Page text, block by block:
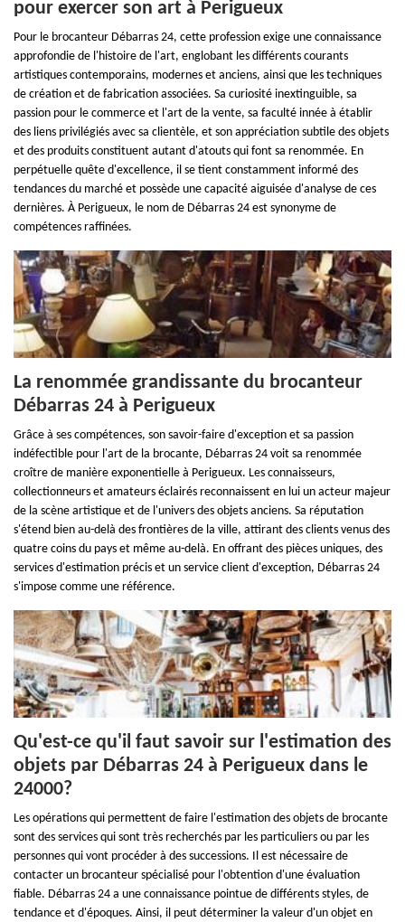
pour exercer son art à Perigueux
Pour le brocanteur Débarras 24, cette profession exige une connaissance
approfondie de l'histoire de l'art, englobant les différents courants
artistiques contemporains, modernes et anciens, ainsi que les techniques
de création et de fabrication associées. Sa curiosité inextinguible, sa
passion pour le commerce et l'art de la vente, sa faculté innée à établir
des liens privilégiés avec sa clientèle, et son appréciation subtile des objets
et des produits constituent autant d'atouts qui font sa renommée. En
perpétuelle quête d'excellence, il se tient constamment informé des
tendances du marché et possède une capacité aiguisée d'analyse de ces
dernières. À Perigueux, le nom de Débarras 24 est synonyme de
compétences raffinées.
La renommée grandissante du brocanteur
Débarras 24 à Perigueux
Grâce à ses compétences, son savoir-faire d'exception et sa passion
indéfectible pour l'art de la brocante, Débarras 24 voit sa renommée
croître de manière exponentielle à Perigueux. Les connaisseurs,
collectionneurs et amateurs éclairés reconnaissent en lui un acteur majeur
de la scène artistique et de l'univers des objets anciens. Sa réputation
s'étend bien au-delà des frontières de la ville, attirant des clients venus des
quatre coins du pays et même au-delà. En offrant des pièces uniques, des
services d'estimation précis et un service client d'exception, Débarras 24
s'impose comme une référence.
Qu'est-ce qu'il faut savoir sur l'estimation des
objets par Débarras 24 à Perigueux dans le
24000?
Les opérations qui permettent de faire l'estimation des objets de brocante
sont des services qui sont très recherchés par les particuliers ou par les
personnes qui vont procéder à des successions. Il est nécessaire de
contacter un brocanteur spécialisé pour l'obtention d'une évaluation
fiable. Débarras 24 a une connaissance pointue de différents styles, de
tendance et d'époques. Ainsi, il peut déterminer la valeur d'un objet en